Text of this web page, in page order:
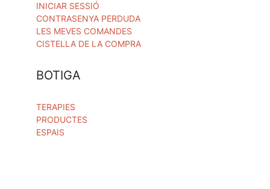
INICIAR SESSIÓ
CONTRASENYA PERDUDA
LES MEVES COMANDES
CISTELLA DE LA COMPRA
BOTIGA
TERAPIES
PRODUCTES
ESPAIS